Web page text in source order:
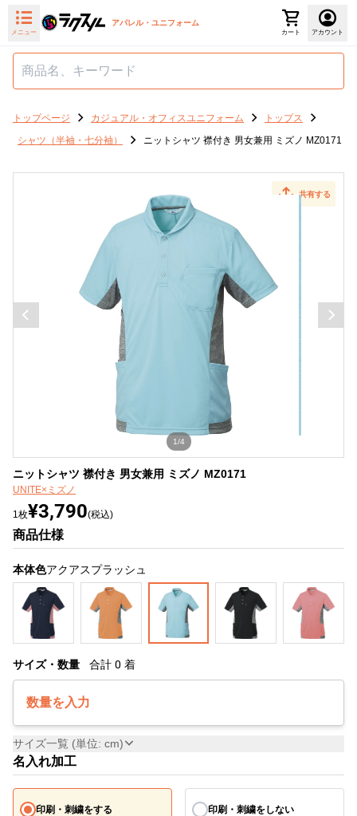
メニュー
アパレル・ユニフォーム
カート アカウント
トップページ カジュアル・オフィスユニフォーム
トップス
シャツ（半袖・七分袖）
ニットシャツ 襟付き 男女兼用 ミズノ MZ0171
共有する
1/4
ニットシャツ 襟付き 男女兼用 ミズノ MZ0171
UNITE×ミズノ
1枚¥3,790(税込)
商品仕様
本体色アクアスプラッシュ
サイズ・数量 合計 0 着
数量を入力
サイズ一覧 (単位: cm)
名入れ加工
印刷・刺繍をする 印刷・刺繍をしない